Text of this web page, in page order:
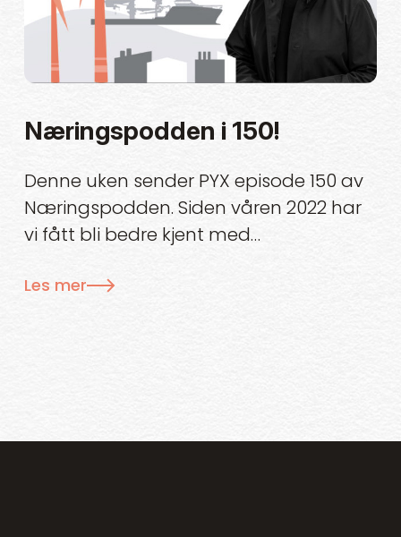
Næringspodden i 150!
Denne uken sender PYX episode 150 av
Næringspodden. Siden våren 2022 har
vi fått bli bedre kjent med
Haugalandet.
Les mer